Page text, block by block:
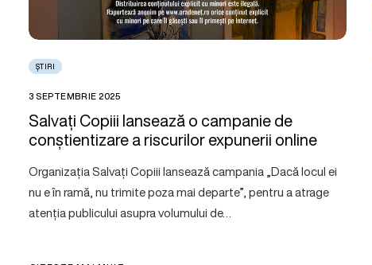
ȘTIRI
3 SEPTEMBRIE 2025
Salvați Copiii lansează o campanie de
conștientizare a riscurilor expunerii online
Organizația Salvați Copiii lansează campania „Dacă locul ei
nu e în ramă, nu trimite poza mai departe”, pentru a atrage
atenția publicului asupra volumului de…